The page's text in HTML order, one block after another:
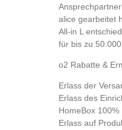
alice gearbeitet
All-in L
für bis zu
o2 Rabatte &
Erlass der
Erlass des
HomeBox 100%
Erlass auf